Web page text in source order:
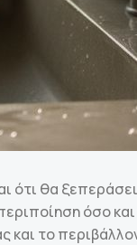
ότι θα
όσο
και το